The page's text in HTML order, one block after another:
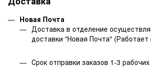
Новая Почта
Доставка в отделение
доставки "Новая Почта" (Работает
Срок отправки заказов 1-3